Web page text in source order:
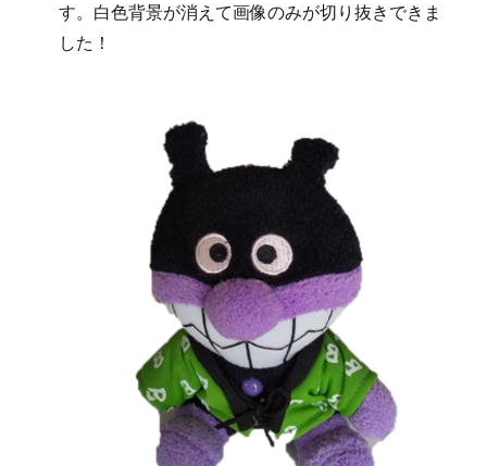
す。白色背景が消えて画像のみが切り抜きできま
した！